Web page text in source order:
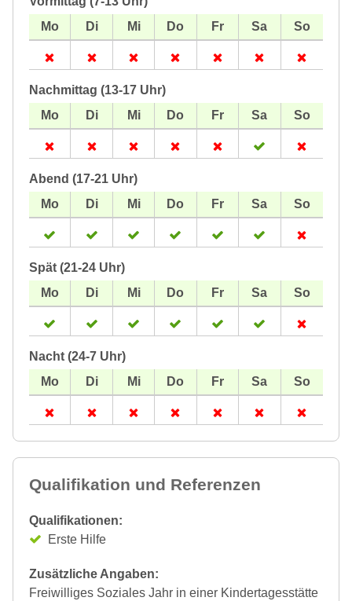
Nachmittag (13-17 Uhr)
Abend (17-21 Uhr)
Spät (21-24 Uhr)
Nacht (24-7 Uhr)
Qualifikation und Referenzen
Qualifikationen:
Erste Hilfe
Zusätzliche Angaben:
Freiwilliges Soziales Jahr in einer Kindertagesstätte